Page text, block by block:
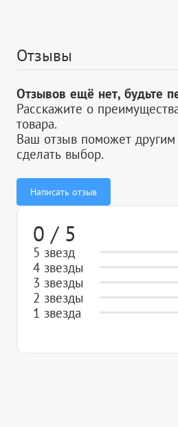
Отзывы
Отзывов ещё нет, будьте
Расскажите о
товара.
Ваш отзыв поможет другим
сделать выбор.
Написать отзыв
0 / 5
5 звезд
4 звезды
3 звезды
2 звезды
1 звезда